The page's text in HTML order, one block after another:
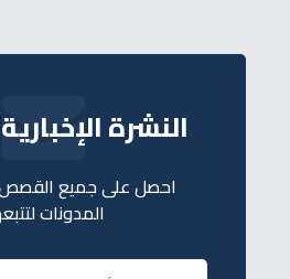
النشرة
احصل على جميع القصص
المدونات